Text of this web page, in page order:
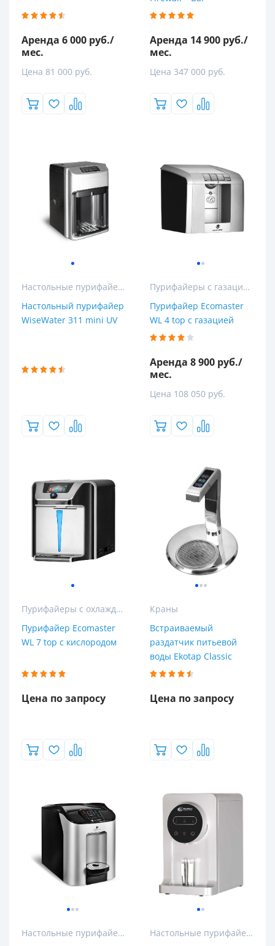
Аренда 6 000 руб./
мес.
Цена 81 000 руб.
Аренда 14 900 руб./
мес.
Цена 347 000 руб.
Настольные пурифайеры
Настольный пурифайер
WiseWater 311 mini UV
Пурифайеры с газацией
Пурифайер Ecomaster
WL 4 top с газацией
Аренда 8 900 руб./
мес.
Цена 108 050 руб.
Пурифайеры с охлаждением
Пурифайер Ecomaster
WL 7 top с кислородом
Цена по запросу
Краны
Встраиваемый
раздатчик питьевой
воды Ekotap Classic
Цена по запросу
Настольные пурифайеры
Настольные пурифайеры